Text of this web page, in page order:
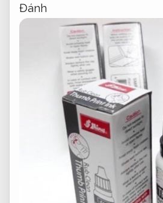
Đánh